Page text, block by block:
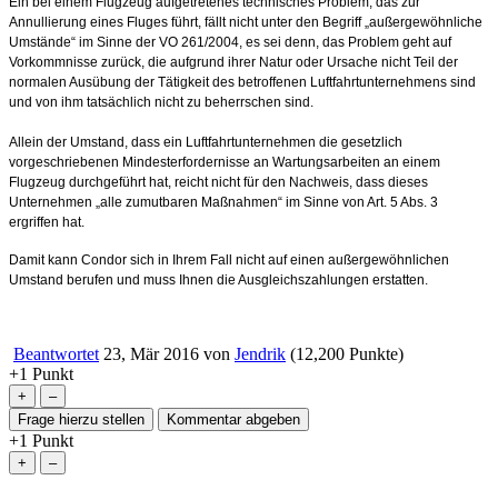
Annullierung eines Fluges führt, fällt nicht unter den Begriff „außergewöhnliche
Umstände“ im Sinne der VO 261/2004, es sei denn, das Problem geht auf
Vorkommnisse zurück, die aufgrund ihrer Natur oder Ursache nicht Teil der
normalen Ausübung der Tätigkeit des betroffenen Luftfahrtunternehmens sind
und von ihm tatsächlich nicht zu beherrschen sind.
Allein der Umstand, dass ein Luftfahrtunternehmen die gesetzlich
vorgeschriebenen Mindesterfordernisse an Wartungsarbeiten an einem
Flugzeug durchgeführt hat, reicht nicht für den Nachweis, dass dieses
Unternehmen „alle zumutbaren Maßnahmen“ im Sinne von Art. 5 Abs. 3
ergriffen hat.
Damit kann Condor sich in Ihrem Fall nicht auf einen außergewöhnlichen
Umstand berufen und muss Ihnen die Ausgleichszahlungen erstatten.
Beantwortet 23, Mär 2016 von Jendrik (12,200 Punkte)
+1 Punkt
+1 Punkt